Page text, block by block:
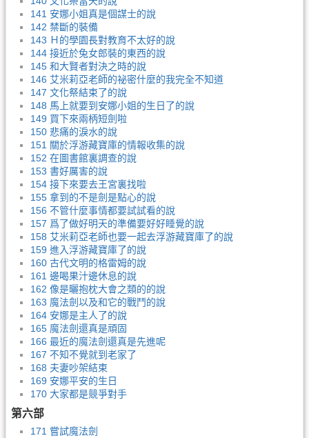
141 安娜小姐真是個謀士的說
142 禁斷的裝備
143 Ｈ的學園長對教育不太好的說
144 接近於兔女郎裝的東西的說
145 和大賢者對決之時的說
146 艾米莉亞老師的祕密什麼的我完全不知道
147 文化祭結束了的說
148 馬上就要到安娜小姐的生日了的說
149 買下來兩柄短劍啦
150 悲痛的淚水的說
151 關於浮游藏寶庫的情報收集的說
152 在圖書館裏調查的說
153 書好厲害的說
154 接下來要去王宮裏找啦
155 拿到的不是劍是點心的說
156 不管什麼事情都要試試看的說
157 爲了做好明天的準備要好好睡覺的說
158 艾米莉亞老師也要一起去浮游藏寶庫了的說
159 進入浮游藏寶庫了的說
160 古代文明的格雷姆的說
161 邊喝果汁邊休息的說
162 像是曬抱枕大會之類的的說
163 魔法劍以及和它的戰鬥的說
164 安娜是主人了的說
165 魔法劍還真是頑固
166 最近的魔法劍還真是先進呢
167 不知不覺就到老家了
168 夫妻吵架結束
169 安娜平安的生日
170 大家都是競爭對手
第六部
171 嘗試魔法劍